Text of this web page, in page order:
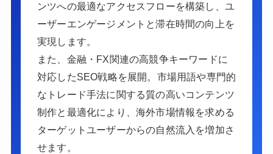
ンツへの最適なアクセスフローを構築し、ユ
ーザーエンゲージメントと滞在時間の向上を
実現します。
また、金融・FX関連の高競争キーワードに
対応したSEO戦略を展開。市場用語や専門的
なトレード手法に関する質の高いコンテンツ
制作と最適化により、海外市場情報を求める
ターゲットユーザーからの自然流入を増加さ
せます。